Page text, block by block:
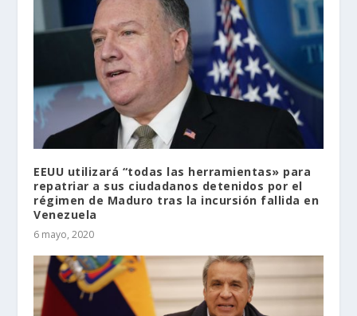
EEUU utilizará “todas las herramientas» para
repatriar a sus ciudadanos detenidos por el
régimen de Maduro tras la incursión fallida en
Venezuela
6 mayo, 2020